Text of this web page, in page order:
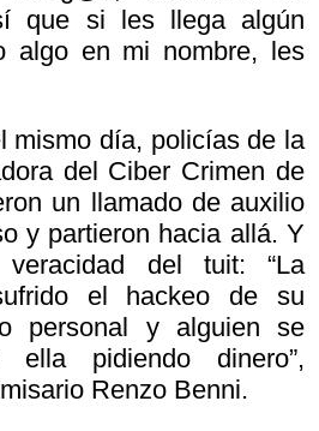
que si les llega algún
algo en mi nombre, les
mismo día, policías de la
del Ciber Crimen de
un llamado de auxilio
y partieron hacia allá. Y
veracidad del tuit: “La
el hackeo de su
personal y alguien se
pidiendo dinero”,
Renzo Benni.